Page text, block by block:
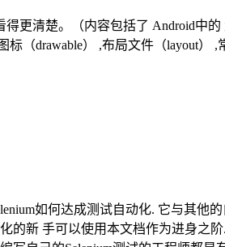
得更清楚。（内容包括了 Android中
（drawable） ,布局文件（layout）
如何达成测试自动化. 它与其
的新 手可以使用本文档作为进身之